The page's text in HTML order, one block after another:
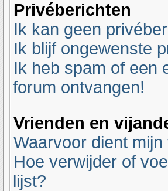
Privéberichten
Ik kan geen
Ik blijf ongewenste
Ik heb spam of een
forum ontvangen!
Vrienden en
Waarvoor dient
Hoe verwijder of
lijst?